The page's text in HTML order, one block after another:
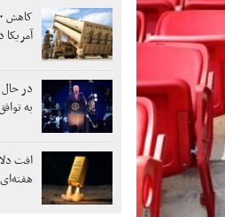
آمریکا
در
به